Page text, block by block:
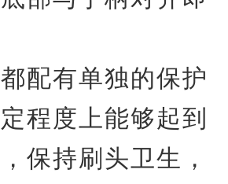
配有单独的保护
程度上能够起到
保持刷头卫生，